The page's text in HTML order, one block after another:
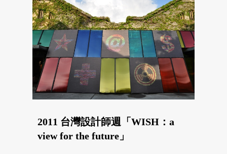
2011 台灣設計師週「WISH：a
view for the future」